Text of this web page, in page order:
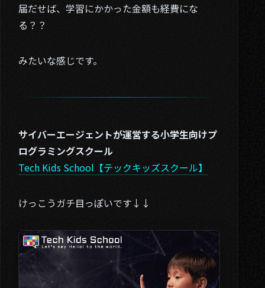
届だせば、学習にかかった金額も経費にな
る？？
みたいな感じです。
サイバーエージェントが運営する小学生向けプ
ログラミングスクール
Tech Kids School【テックキッズスクール】
けっこうガチ目っぽいです↓↓